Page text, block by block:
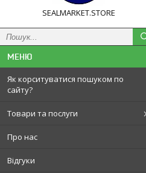
SEALMARKET.STORE
Як корситуватися пошуком по
сайту?
Товари та послуги
Про нас
Відгуки